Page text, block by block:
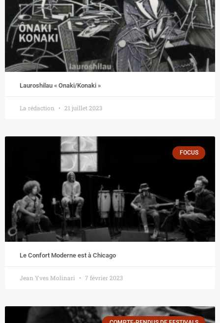
Lauroshilau « Onaki/Konaki »
La rédaction 21 juillet 2023
FOCUS
Le Confort Moderne est à Chicago
Jean Yves Molinari 7 février 2023